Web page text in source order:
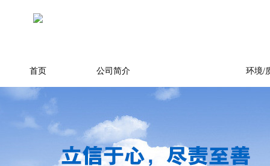
首页 公司简介 环境/